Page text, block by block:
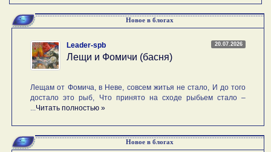
Новое в блогах
20.07.2026
Leader-spb
Лещи и Фомичи (басня)
Лещам от Фомича, в Неве, совсем житья не стало, И до того
достало это рыб, Что принято на сходе рыбьем стало –
Читать полностью »
Новое в блогах